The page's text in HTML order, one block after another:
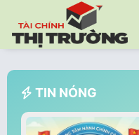
TIN NÓNG